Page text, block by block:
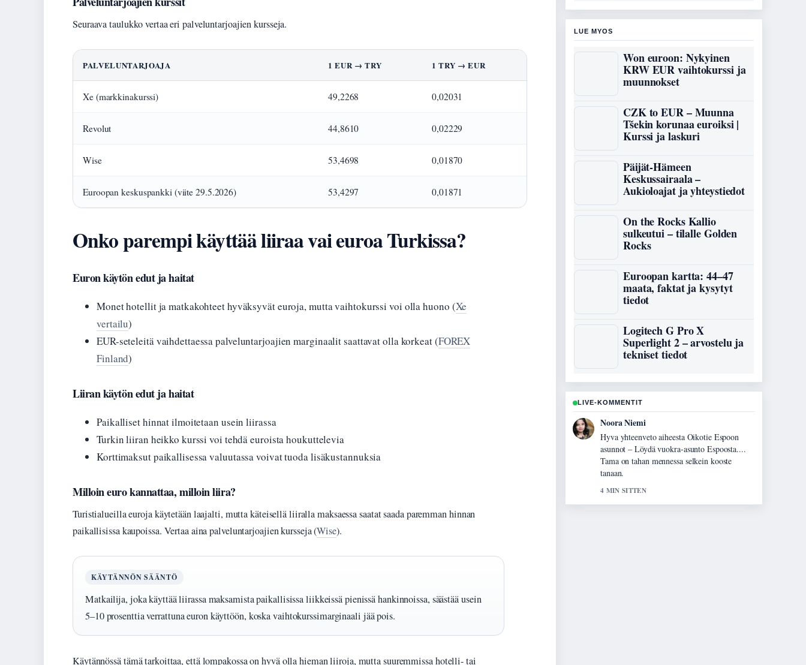
Seuraava taulukko vertaa eri palveluntarjoajien kursseja.
PALVELUNTARJOAJA 1 EUR → TRY 1 TRY → EUR
Xe (markkinakurssi) 49,2268 0,02031
Revolut 44,8610 0,02229
Wise 53,4698 0,01870
Euroopan keskuspankki (viite 29.5.2026) 53,4297 0,01871
Onko parempi käyttää liiraa vai euroa Turkissa?
Euron käytön edut ja haitat
Monet hotellit ja matkakohteet hyväksyvät euroja, mutta vaihtokurssi voi olla huono (Xe
vertailu)
EUR-seteleitä vaihdettaessa palveluntarjoajien marginaalit saattavat olla korkeat (FOREX
Finland)
Liiran käytön edut ja haitat
Paikalliset hinnat ilmoitetaan usein liirassa
Turkin liiran heikko kurssi voi tehdä euroista houkuttelevia
Korttimaksut paikallisessa valuutassa voivat tuoda lisäkustannuksia
Milloin euro kannattaa, milloin liira?
Turistialueilla euroja käytetään laajalti, mutta käteisellä liiralla maksaessa saatat saada paremman hinnan
paikallisissa kaupoissa. Vertaa aina palveluntarjoajien kursseja (Wise).
KÄYTÄNNÖN SÄÄNTÖ
Matkailija, joka käyttää liirassa maksamista paikallisissa liikkeissä pienissä hankinnoissa, säästää usein
5–10 prosenttia verrattuna euron käyttöön, koska vaihtokurssimarginaali jää pois.
Käytännössä tämä tarkoittaa, että lompakossa on hyvä olla hieman liiroja, mutta suuremmissa hotelli- tai
LUE MYOS
Won euroon: Nykyinen
KRW EUR vaihtokurssi ja
muunnokset
CZK to EUR – Muunna
Tšekin korunaa euroiksi |
Kurssi ja laskuri
Päijät-Hämeen
Keskussairaala –
Aukioloajat ja yhteystiedot
On the Rocks Kallio
sulkeutui – tilalle Golden
Rocks
Euroopan kartta: 44–47
maata, faktat ja kysytyt
tiedot
Logitech G Pro X
Superlight 2 – arvostelu ja
tekniset tiedot
LIVE-KOMMENTIT
Oskari Lehtinen
Seuraan Mustaleski – faktaa myrkystä,
oireista ja vaarallisuudesta-lahetysta tarkasti –
arvostan tasapainoista savyja.
6 MIN SITTEN